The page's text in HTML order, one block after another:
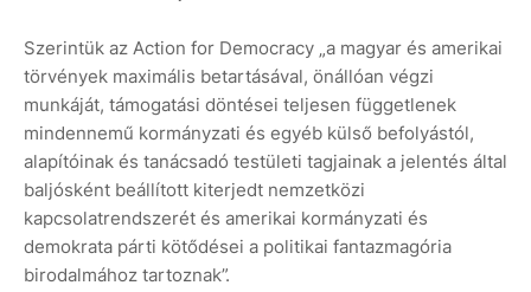
Szerintük az Action for Democracy „a magyar és amerikai
törvények maximális betartásával, önállóan végzi
munkáját, támogatási döntései teljesen függetlenek
mindennemű kormányzati és egyéb külső befolyástól,
alapítóinak és tanácsadó testületi tagjainak a jelentés által
baljósként beállított kiterjedt nemzetközi
kapcsolatrendszerét és amerikai kormányzati és
demokrata párti kötődései a politikai fantazmagória
birodalmához tartoznak”.